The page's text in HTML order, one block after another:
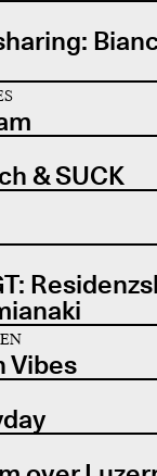
& SUCK
Vibes